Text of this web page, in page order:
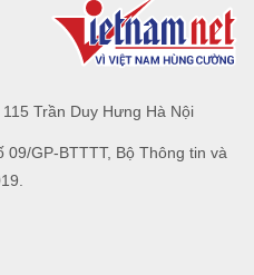
Trần Duy Hưng Hà Nội
GP-BTTTT, Bộ Thông tin và